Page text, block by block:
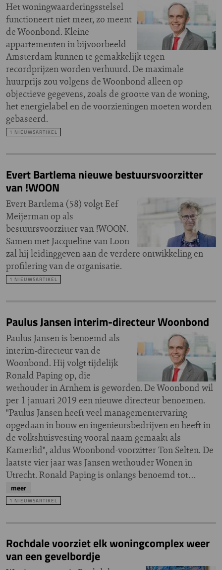
Het woningwaarderingsstelsel
functioneert niet meer, zo meent
de Woonbond. Kleine
appartementen in bijvoorbeeld
Amsterdam kunnen te gemakkelijk tegen
recordprijzen worden verhuurd. De maximale
huurprijs zou volgens de Woonbond alleen op
objectieve gegevens, zoals de grootte van de woning,
het energielabel en de voorzieningen moeten worden
gebaseerd.
1 NIEUWSARTIKEL
Evert Bartlema nieuwe bestuursvoorzitter
van !WOON
Evert Bartlema (58) volgt Eef
Meijerman op als
bestuursvoorzitter van !WOON.
Samen met Jacqueline van Loon
zal hij leidinggeven aan de verdere ontwikkeling en
profilering van de organisatie.
1 NIEUWSARTIKEL
Paulus Jansen interim-directeur Woonbond
Paulus Jansen is benoemd als
interim-directeur van de
Woonbond. Hij volgt tijdelijk
Ronald Paping op, die
wethouder in Arnhem is geworden. De Woonbond wil
per 1 januari 2019 een nieuwe directeur benoemen.
"Paulus Jansen heeft veel managementervaring
opgedaan in bouw en ingenieursbedrijven en heeft in
de volkshuisvesting vooral naam gemaakt als
Kamerlid", aldus Woonbond-voorzitter Ton Selten. De
laatste vier jaar was Jansen wethouder Wonen in
Utrecht. Ronald Paping is onlangs benoemd tot…
meer
1 NIEUWSARTIKEL
Rochdale voorziet elk woningcomplex weer
van een gevelbordje